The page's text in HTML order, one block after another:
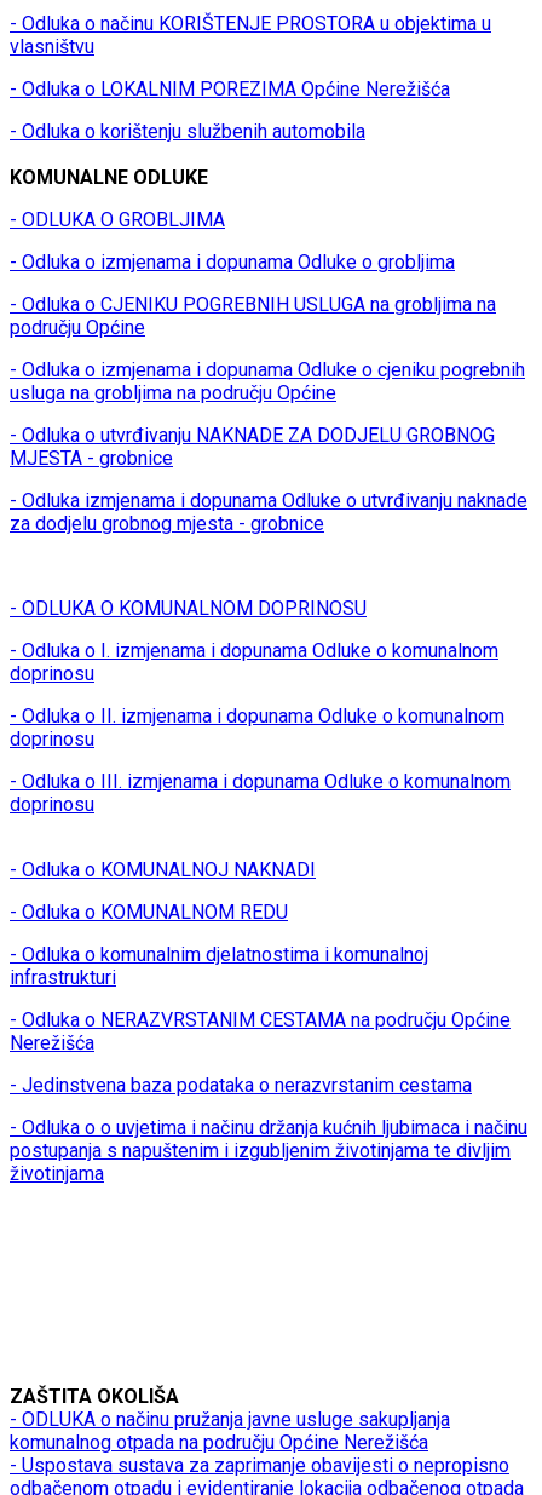
- Odluka o načinu KORIŠTENJE PROSTORA u objektima u
vlasništvu
- Odluka o LOKALNIM POREZIMA Općine Nerežišća
- Odluka o korištenju službenih automobila
KOMUNALNE ODLUKE
- ODLUKA O GROBLJIMA
- Odluka o izmjenama i dopunama Odluke o grobljima
- Odluka o CJENIKU POGREBNIH USLUGA na grobljima na
području Općine
- Odluka o izmjenama i dopunama Odluke o cjeniku pogrebnih
usluga na grobljima na području Općine
- Odluka o utvrđivanju NAKNADE ZA DODJELU GROBNOG
MJESTA - grobnice
- Odluka izmjenama i dopunama Odluke o utvrđivanju naknade
za dodjelu grobnog mjesta - grobnice
- ODLUKA O KOMUNALNOM DOPRINOSU
- Odluka o I. izmjenama i dopunama Odluke o komunalnom
doprinosu
- Odluka o II. izmjenama i dopunama Odluke o komunalnom
doprinosu
- Odluka o III. izmjenama i dopunama Odluke o komunalnom
doprinosu
- Odluka o KOMUNALNOJ NAKNADI
- Odluka o KOMUNALNOM REDU
- Odluka o komunalnim djelatnostima i komunalnoj
infrastrukturi
- Odluka o NERAZVRSTANIM CESTAMA na području Općine
Nerežišća
- Jedinstvena baza podataka o nerazvrstanim cestama
- Odluka o o uvjetima i načinu držanja kućnih ljubimaca i načinu
postupanja s napuštenim i izgubljenim životinjama te divljim
životinjama
ZAŠTITA OKOLIŠA
- ODLUKA o načinu pružanja javne usluge sakupljanja
komunalnog otpada na području Općine Nerežišća
- Uspostava sustava za zaprimanje obavijesti o nepropisno
odbačenom otpadu i evidentiranje lokacija odbačenog otpada